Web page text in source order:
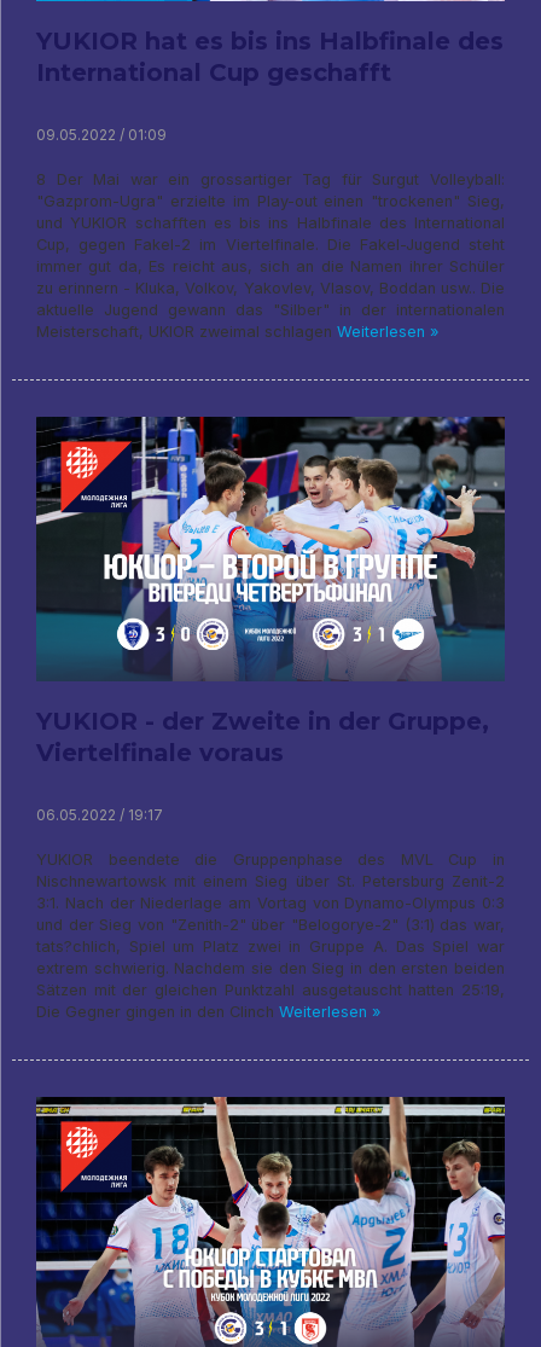
YUKIOR hat es bis ins Halbfinale des
International Cup geschafft
09.05.2022 / 01:09
8 Der Mai war ein grossartiger Tag für Surgut Volleyball:
"Gazprom-Ugra" erzielte im Play-out einen "trockenen" Sieg,
und YUKIOR schafften es bis ins Halbfinale des International
Cup, gegen Fakel-2 im Viertelfinale. Die Fakel-Jugend steht
immer gut da, Es reicht aus, sich an die Namen ihrer Schüler
zu erinnern - Kluka, Volkov, Yakovlev, Vlasov, Boddan usw.. Die
aktuelle Jugend gewann das "Silber" in der internationalen
Meisterschaft, UKIOR zweimal schlagen Weiterlesen »
YUKIOR - der Zweite in der Gruppe,
Viertelfinale voraus
06.05.2022 / 19:17
YUKIOR beendete die Gruppenphase des MVL Cup in
Nischnewartowsk mit einem Sieg über St. Petersburg Zenit-2
3:1. Nach der Niederlage am Vortag von Dynamo-Olympus 0:3
und der Sieg von "Zenith-2" über "Belogorye-2" (3:1) das war,
tats?chlich, Spiel um Platz zwei in Gruppe A. Das Spiel war
extrem schwierig. Nachdem sie den Sieg in den ersten beiden
Sätzen mit der gleichen Punktzahl ausgetauscht hatten 25:19,
Die Gegner gingen in den Clinch Weiterlesen »